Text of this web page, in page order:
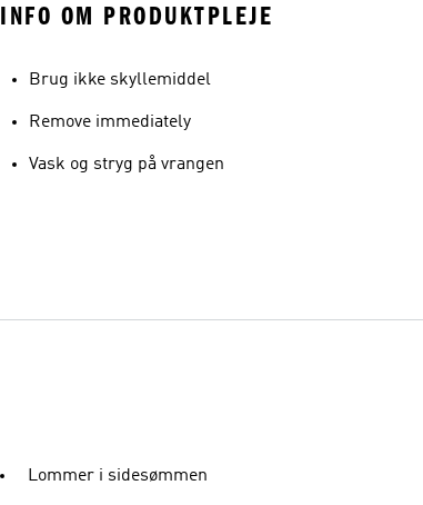
INFO OM PRODUKTPLEJE
Brug ikke skyllemiddel
Remove immediately
Vask og stryg på vrangen
Lommer i sidesømmen